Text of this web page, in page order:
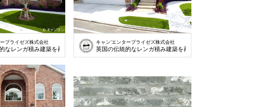
プライゼズ株式会社
なレンガ積み建築を再現
キャン’エンタープライゼズ株式会社
英国の伝統的なレンガ積み建築を再現